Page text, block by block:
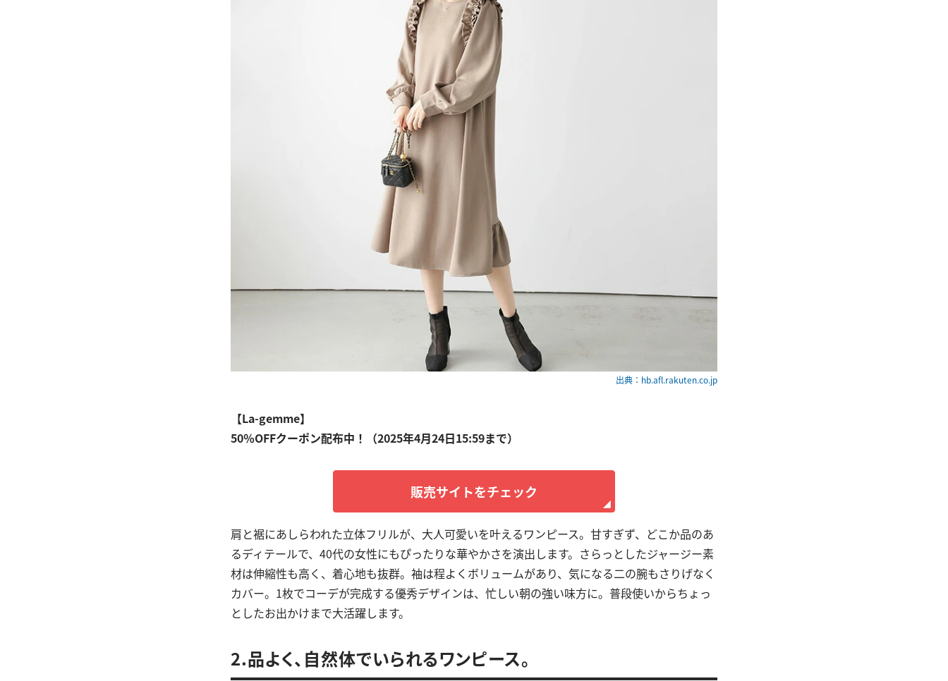
出典：hb.afl.rakuten.co.jp
【La-gemme】
50％OFFクーポン配布中！（2025年4月24日15:59まで）
販売サイトをチェック
肩と裾にあしらわれた立体フリルが、大人可愛いを叶えるワンピース。甘すぎず、どこか品のあ
るディテールで、40代の女性にもぴったりな華やかさを演出します。さらっとしたジャージー素
材は伸縮性も高く、着心地も抜群。袖は程よくボリュームがあり、気になる二の腕もさりげなく
カバー。1枚でコーデが完成する優秀デザインは、忙しい朝の強い味方に。普段使いからちょっ
としたお出かけまで大活躍します。
2.品よく、自然体でいられるワンピース。